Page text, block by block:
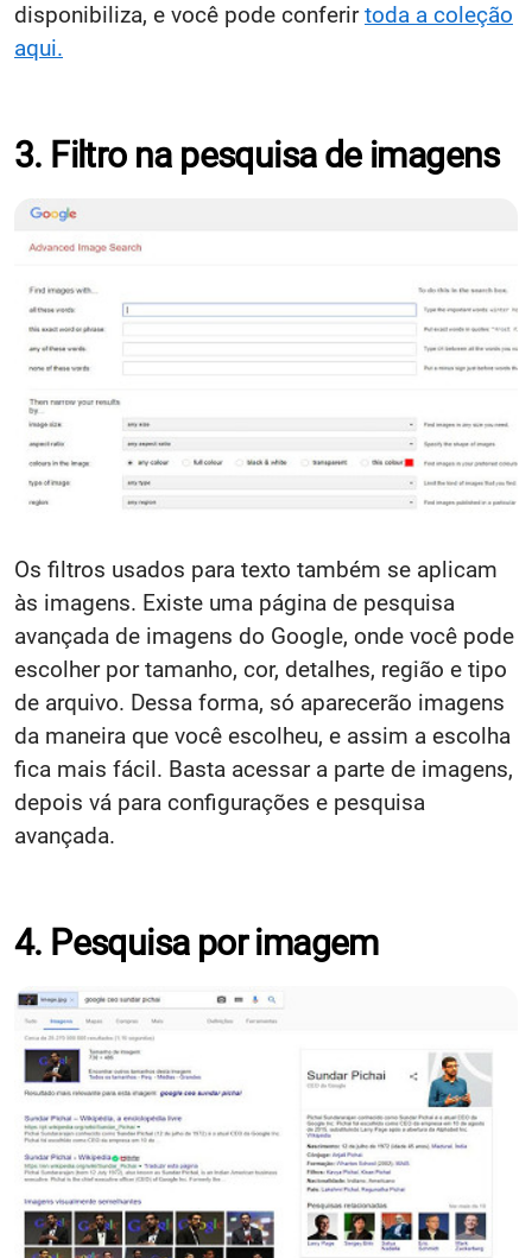
disponibiliza, e você pode conferirtoda a coleção
aqui.
3. Filtro na pesquisa de imagens
Os filtros usados para texto também se aplicam
às imagens. Existe uma página de pesquisa
avançada de imagens do Google, onde você pode
escolher por tamanho, cor, detalhes, região e tipo
de arquivo. Dessa forma, só aparecerão imagens
da maneira que você escolheu, e assim a escolha
fica mais fácil. Basta acessar a parte de imagens,
depois vá para configurações e pesquisa
avançada.
4. Pesquisa por imagem